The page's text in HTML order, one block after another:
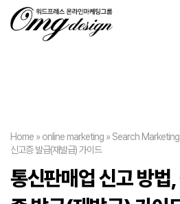
Home » online marketing » Search Marketing
신고증 발급(재발급) 가이드
통신판매업 신고 방법